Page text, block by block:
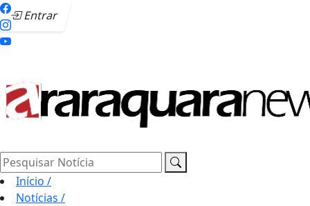
Entrar
Pesquisar Notícia
Início /
Notícias /